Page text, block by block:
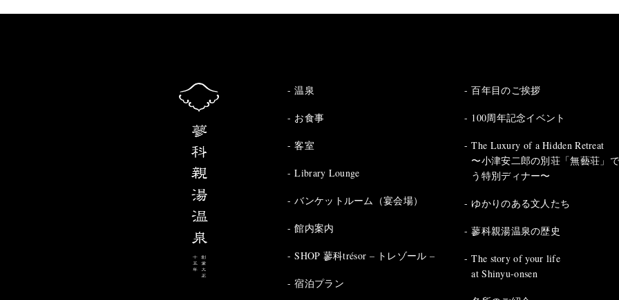
温泉
お食事
客室
Library Lounge
バンケットルーム（宴会場）
館内案内
SHOP 蓼科trésor – トレゾール –
宿泊プラン
百年目のご挨拶
100周年記念イベント
The Luxury of a Hidden Retreat
〜小津安二郎の別荘「無藝荘」
う特別ディナー〜
ゆかりのある文人たち
蓼科親湯温泉の歴史
The story of your life
at Shinyu-onsen